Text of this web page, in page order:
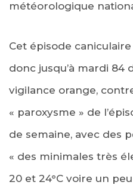
météorologique
Cet épisode
donc jusqu’à mardi 84
vigilance orange,
« paroxysme » de
de semaine, avec des
« des minimales très
20 et 24°C voire un